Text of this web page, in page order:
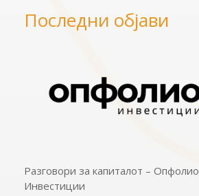
Последни објави
Разговори за капиталот – Опфолио
Инвестиции